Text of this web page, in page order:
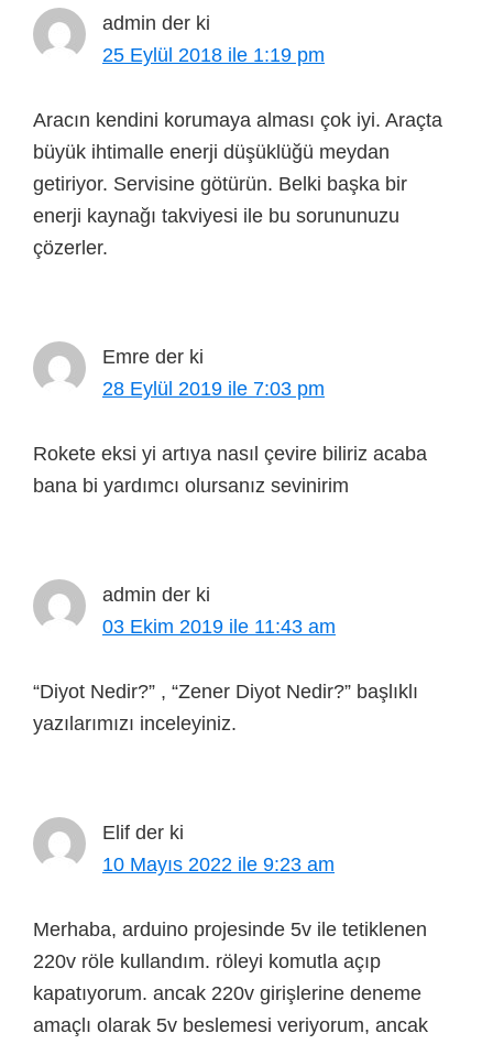
admin der ki
25 Eylül 2018 ile 1:19 pm
Aracın kendini korumaya alması çok iyi. Araçta
büyük ihtimalle enerji düşüklüğü meydan
getiriyor. Servisine götürün. Belki başka bir
enerji kaynağı takviyesi ile bu sorununuzu
çözerler.
Emre der ki
28 Eylül 2019 ile 7:03 pm
Rokete eksi yi artıya nasıl çevire biliriz acaba
bana bi yardımcı olursanız sevinirim
admin der ki
03 Ekim 2019 ile 11:43 am
“Diyot Nedir?” , “Zener Diyot Nedir?” başlıklı
yazılarımızı inceleyiniz.
Elif der ki
10 Mayıs 2022 ile 9:23 am
Merhaba, arduino projesinde 5v ile tetiklenen
220v röle kullandım. röleyi komutla açıp
kapatıyorum. ancak 220v girişlerine deneme
amaçlı olarak 5v beslemesi veriyorum, ancak